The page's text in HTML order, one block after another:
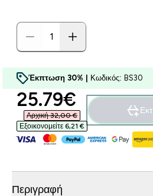
Έκπτωση 30% | Κωδικός: BS30
discounted
25.79€‎
Αρχική 32,00 €‎
Εξοικονομείτε 6,21 €‎
Περιγραφή